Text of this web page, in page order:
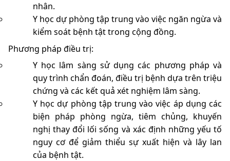
nhân.
Y học dự phòng tập trung vào việc ngăn ngừa và
kiểm soát bệnh tật trong cộng đồng.
Phương pháp điều trị:
Y học lâm sàng sử dụng các phương pháp và
quy trình chẩn đoán, điều trị bệnh dựa trên triệu
chứng và các kết quả xét nghiệm lâm sàng.
Y học dự phòng tập trung vào việc áp dụng các
biện pháp phòng ngừa, tiêm chủng, khuyến
nghị thay đổi lối sống và xác định những yếu tố
nguy cơ để giảm thiểu sự xuất hiện và lây lan
của bệnh tật.